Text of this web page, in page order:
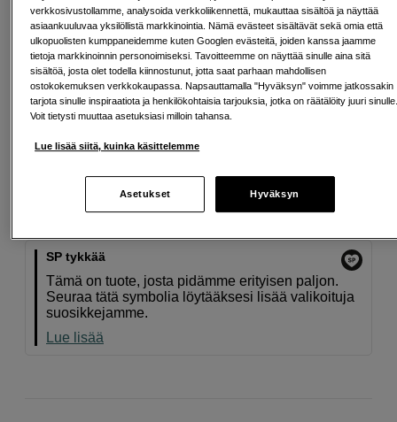
Maksa Svea-erämaksulla
Esimerkki: 36 kk, 5 EUR/kk, yhteensä 185 EUR, todellinen vuosikorko
19,07 %
velkaneuvonnasta. Yhteystiedot löydät sivulta
kkv.fi (avautuu uuteen
SP tykkää
Tämä on tuote, josta pidämme erityisen paljon.
Seuraa tätä symbolia löytääksesi lisää valikoituja
suosikkejamme.
Lue lisää
verkkosivustollamme, analysoida verkkoliikennettä, mukauttaa sisältöä ja näyttää
asiaankuuluvaa yksilöllistä markkinointia. Nämä evästeet sisältävät sekä omia että
ulkopuolisten kumppaneidemme kuten Googlen evästeitä, joiden kanssa jaamme
tietoja markkinoinnin personoimiseksi. Tavoitteemme on näyttää sinulle aina sitä
sisältöä, josta olet todella kiinnostunut, jotta saat parhaan mahdollisen
ostokokemuksen verkkokaupassa. Napsauttamalla "Hyväksyn" voimme jatkossakin
tarjota sinulle inspiraatiota ja henkilökohtaisia tarjouksia, jotka on räätälöity juuri
Voit tietysti muuttaa asetuksiasi milloin tahansa.
Lue lisää siitä, kuinka käsittelemme
Asetukset Hyväksyn